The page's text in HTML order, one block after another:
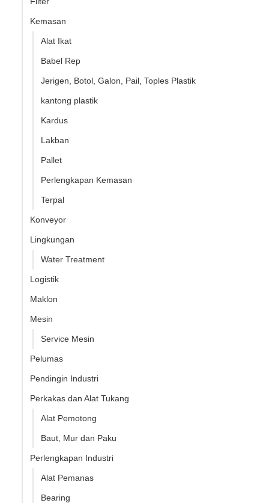
Kemasan
Alat Ikat
Babel Rep
Jerigen, Botol, Galon, Pail, Toples Plastik
kantong plastik
Kardus
Lakban
Pallet
Perlengkapan Kemasan
Terpal
Konveyor
Lingkungan
Water Treatment
Logistik
Maklon
Mesin
Service Mesin
Pelumas
Pendingin Industri
Perkakas dan Alat Tukang
Alat Pemotong
Baut, Mur dan Paku
Perlengkapan Industri
Alat Pemanas
Bearing